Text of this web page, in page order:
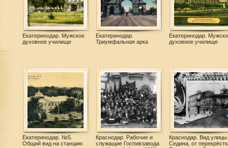
Екатеринодар. Мужское
духовное училище
Екатеринодар.
Триумфальная арка
Екатеринодар.
духовное училище
Екатеринодар. №5.
Общий вид на станцию
Краснодар. Рабочие и
служащие Госпивзавода
Краснодар. Вид улицы
Седина, от